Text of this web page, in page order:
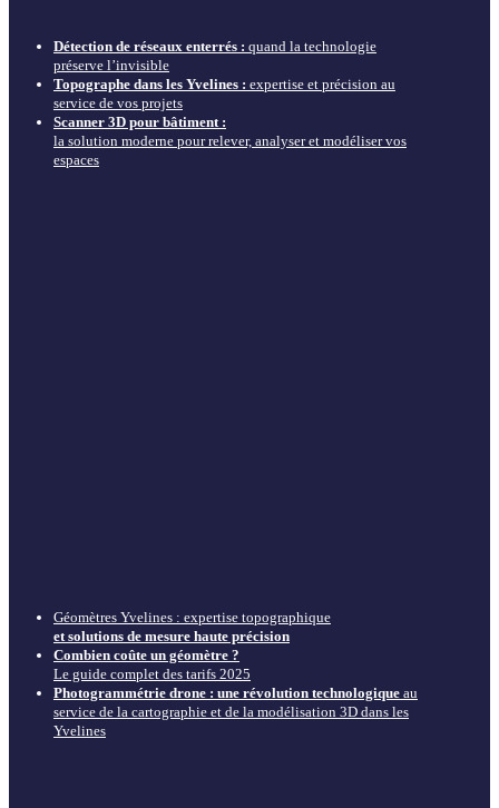
Détection de réseaux enterrés : quand la technologie
préserve l’invisible
Topographe dans les Yvelines : expertise et précision au
service de vos projets
Scanner 3D pour bâtiment :
la solution moderne pour relever, analyser et modéliser vos
espaces
Géomètres Yvelines : expertise topographique
et solutions de mesure haute précision
Combien coûte un géomètre ?
Le guide complet des tarifs 2025
Photogrammétrie drone : une révolution technologique au
service de la cartographie et de la modélisation 3D dans les
Yvelines